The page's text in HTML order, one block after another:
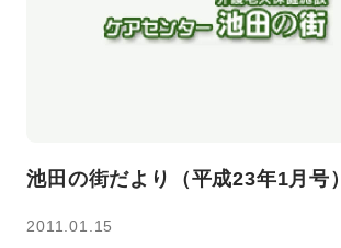
池田の街だより（平成23年1月号）
2011.01.15